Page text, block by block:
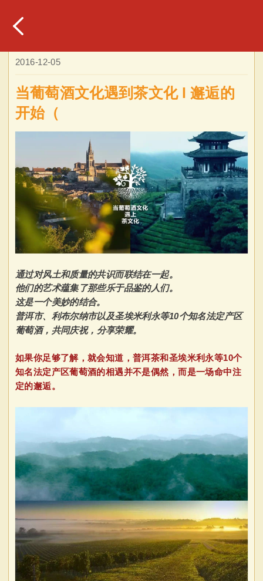
2016-12-05
当葡萄酒文化遇到茶文化 l 邂逅的
开始（
通过对风土和质量的共识而联结在一起。
他们的艺术蕴集了那些乐于品鉴的人们。
这是一个美妙的结合。
普洱市、利布尔纳市以及圣埃米利永等10个知名法定产区
葡萄酒， 共同庆祝，分享荣耀。
如果你足够了解，就会知道，普洱茶和圣埃米利永等10个
知名法定产区葡萄酒的相遇并不是偶然，而是一场命中注
定的邂逅。